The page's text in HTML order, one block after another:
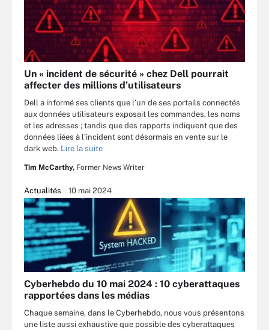
Un « incident de sécurité » chez Dell pourrait
affecter des millions d’utilisateurs
Dell a informé ses clients que l’un de ses portails connectés
aux données utilisateurs exposait les commandes, les noms
et les adresses ; tandis que des rapports indiquent que des
données liées à l’incident sont désormais en vente sur le
dark web. Lire la suite
Tim McCarthy, Former News Writer
Actualités 10 mai 2024
Cyberhebdo du 10 mai 2024 : 10 cyberattaques
rapportées dans les médias
Chaque semaine, dans le Cyberhebdo, nous vous présentons
une liste aussi exhaustive que possible des cyberattaques